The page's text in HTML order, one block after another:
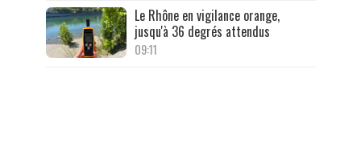
Le Rhône en vigilance orange,
jusqu'à 36 degrés attendus
09:11